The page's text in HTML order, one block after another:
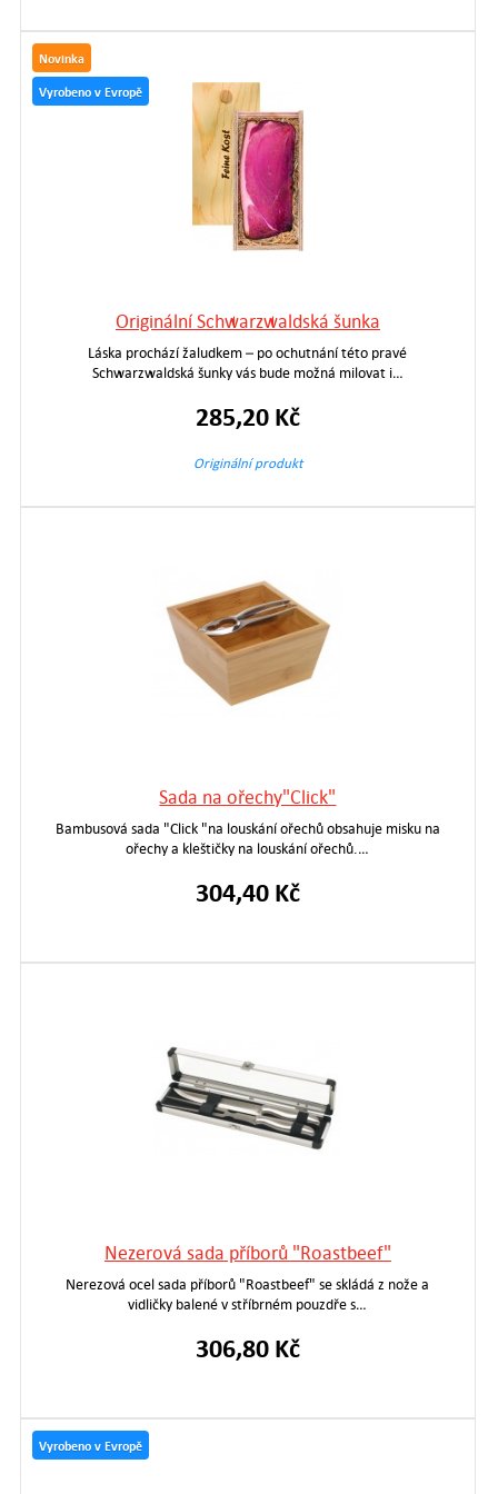
Novinka
Vyrobeno v Evropě
Originální Schwarzwaldská šunka
Láska prochází žaludkem – po ochutnání této pravé
Schwarzwaldská šunky vás bude možná milovat i…
285,20 Kč
Originální produkt
Sada na ořechy"Click"
Bambusová sada "Click "na louskání ořechů obsahuje misku na
ořechy a kleštičky na louskání ořechů.…
304,40 Kč
Nezerová sada příborů "Roastbeef"
Nerezová ocel sada příborů "Roastbeef" se skládá z nože a
vidličky balené v stříbrném pouzdře s…
306,80 Kč
Vyrobeno v Evropě